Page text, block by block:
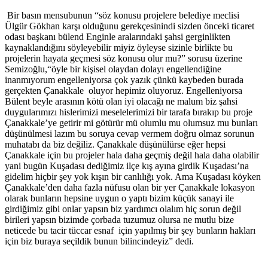
Bir basın mensubunun “söz konusu projelere belediye meclisi
Ülgür Gökhan karşı olduğunu gerekçesinindi sizden önceki ticaret
odası başkanı bülend Enginle aralarındaki şahsi gerginlikten
kaynaklandığını söyleyebilir miyiz öyleyse sizinle birlikte bu
projelerin hayata geçmesi söz konusu olur mu?” sorusu üzerine
Semizoğlu,“öyle bir kişisel olaydan dolayı engellendiğine
inanmıyorum engelleniyorsa çok yazık çünkü kaybeden burada
gerçekten Çanakkale oluyor hepimiz oluyoruz. Engelleniyorsa
Bülent beyle arasının kötü olan iyi olacağı ne malum biz şahsi
duygularımızı hislerimizi meselelerimizi bir tarafa bırakıp bu proje
Çanakkale’ye getirir mi götürür mü olumlu mu olumsuz mu bunları
düşünülmesi lazım bu soruya cevap vermem doğru olmaz sorunun
muhatabı da biz değiliz. Çanakkale düşünülürse eğer hepsi
Çanakkale için bu projeler hala daha geçmiş değil hala daha olabilir
yani bugün Kuşadası dediğimiz ilçe kış ayına girdik Kuşadası’na
gidelim hiçbir şey yok kışın bir canlılığı yok. Ama Kuşadası köyken
Çanakkale’den daha fazla nüfusu olan bir yer Çanakkale lokasyon
olarak bunların hepsine uygun o yaptı bizim küçük sanayi ile
girdiğimiz gibi onlar yapsın biz yardımcı olalım hiç sorun değil
birileri yapsın bizimde çorbada tuzumuz olursa ne mutlu bize
neticede bu tacir tüccar esnaf için yapılmış bir şey bunların hakları
için biz buraya seçildik bunun bilincindeyiz” dedi.